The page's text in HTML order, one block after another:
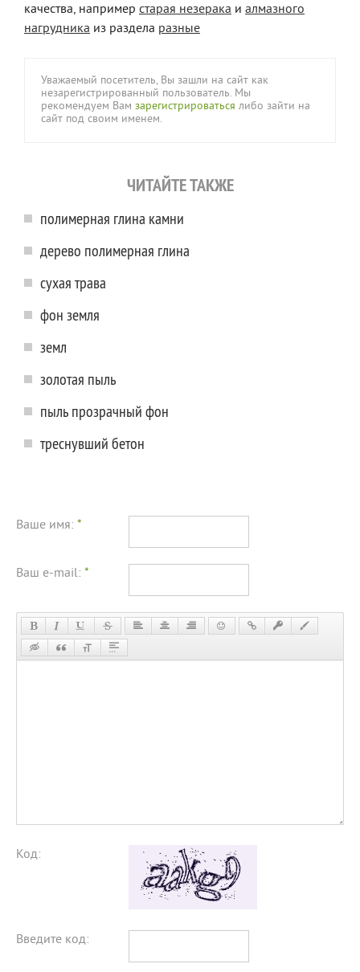
качества, например старая незерака и алмазного
нагрудника из раздела разные
Уважаемый посетитель, Вы зашли на сайт как
незарегистрированный пользователь. Мы
рекомендуем Вам зарегистрироваться либо зайти на
сайт под своим именем.
ЧИТАЙТЕ ТАКЖЕ
полимерная глина камни
дерево полимерная глина
сухая трава
фон земля
земл
золотая пыль
пыль прозрачный фон
треснувший бетон
Ваше имя: *
Ваш e-mail: *
Код:
Введите код: